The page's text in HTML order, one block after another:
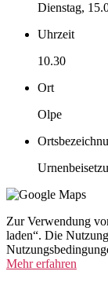
Dienstag,
Uhrzeit
10.30
Ort
Olpe
Zur Verwendung
laden“. Die
Mehr erfahren